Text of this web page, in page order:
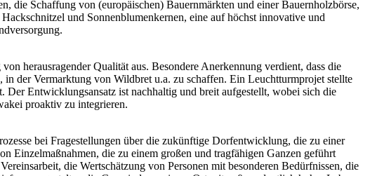
die Schaffung von (europäischen) Bauernmärkten und einer Bauernholzbörse,
und Sonnenblumenkernen, eine auf höchst innovative und
herausragender Qualität aus. Besondere Anerkennung verdient, dass die
der Vermarktung von Wildbret u.a. zu schaffen. Ein Leuchtturmprojet stellte
Entwicklungsansatz ist nachhaltig und breit aufgestellt, wobei sich die
proaktiv zu integrieren.
bei Fragestellungen über die zukünftige Dorfentwicklung, die zu einer
Einzelmaßnahmen, die zu einem großen und tragfähigen Ganzen geführt
die Wertschätzung von Personen mit besonderen Bedürfnissen, die